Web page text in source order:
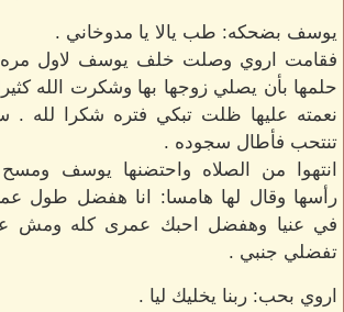
يوسف بضحكه: طب يالا يا مدوخاني .
فقامت اروي وصلت خلف يوسف لاول مره
حلمها بأن يصلي زوجها بها وشكرت الله
نعمته عليها ظلت تبكي فتره شكرا لله
تنتحب فأطال سجوده .
انتهوا من الصلاه واحتضنها يوسف
رأسها وقال لها هامسا: انا هفضل طول
في عنيا وهفضل احبك عمرى كله ومش
تفضلي جنبي .
اروي بحب: ربنا يخليك ليا .